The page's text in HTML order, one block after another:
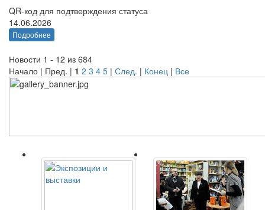
QR-код для подтверждения статуса
14.06.2026
Подробнее
Новости 1 - 12 из 684
Начало | Пред. | 1 2 3 4 5 | След. | Конец | Все